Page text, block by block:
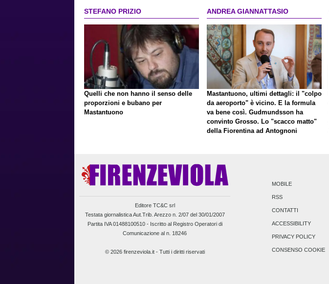
STEFANO PRIZIO
Quelli che non hanno il senso delle
proporzioni e bubano per
Mastantuono
ANDREA GIANNATTASIO
Mastantuono, ultimi dettagli: il "colpo
da aeroporto" è vicino. E la formula
va bene così. Gudmundsson ha
convinto Grosso. Lo "scacco matto"
della Fiorentina ad Antognoni
Editore TC&C srl
Testata giornalistica Aut.Trib. Arezzo n. 2/07 del 30/01/2007
Partita IVA 01488100510 - Iscritto al Registro Operatori di
Comunicazione al n. 18246
© 2026 firenzeviola.it - Tutti i diritti riservati
MOBILE
RSS
CONTATTI
ACCESSIBILITY
PRIVACY POLICY
CONSENSO COOKIE